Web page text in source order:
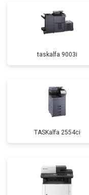
taskalfa 9003i
TASKalfa 2554ci